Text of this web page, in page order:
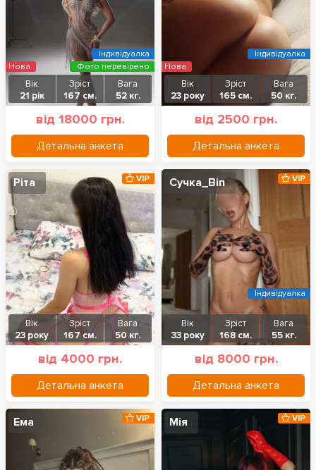
Вік
21 рік
Зріст
167 см.
Вага
52 кг.
від 18000 грн.
Детальна анкета
Нова Фото перевірено
Індивідуалка
Вік
23 року
Зріст
165 см.
Вага
50 кг.
від 2500 грн.
Детальна анкета
Нова
Індивідуалка
Ріта
Вік
23 року
Зріст
167 см.
Вага
50 кг.
від 4000 грн.
Детальна анкета
VIP Сучка_Віп
Вік
33 року
Зріст
168 см.
Вага
55 кг.
від 8000 грн.
Детальна анкета
VIP
Індивідуалка
Ема VIP Мія VIP